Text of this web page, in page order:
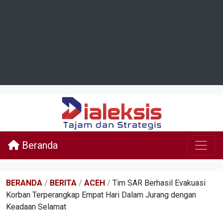
Beranda
BERANDA / BERITA / ACEH / Tim SAR Berhasil Evakuasi
Korban Terperangkap Empat Hari Dalam Jurang dengan
Keadaan Selamat